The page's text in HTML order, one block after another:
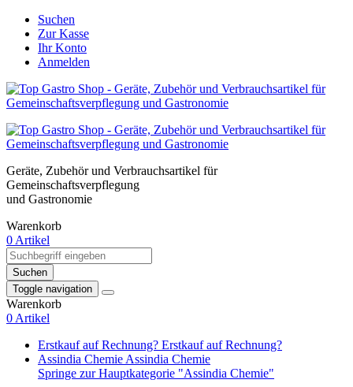
Suchen
Zur Kasse
Ihr Konto
Anmelden
Geräte, Zubehör und Verbrauchsartikel für
Gemeinschaftsverpflegung
und Gastronomie
Warenkorb
0 Artikel
Suchen
Toggle navigation
Warenkorb
0 Artikel
Erstkauf auf Rechnung? Erstkauf auf Rechnung?
Assindia Chemie Assindia Chemie
Springe zur Hauptkategorie "Assindia Chemie"